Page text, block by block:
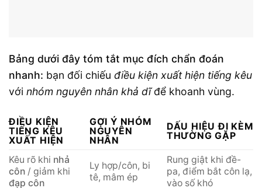
Bảng dưới đây tóm tắt mục đích chẩn đoán
nhanh: bạn đối chiếu điều kiện xuất hiện tiếng kêu
với nhóm nguyên nhân khả dĩđể khoanh vùng.
ĐIỀU KIỆN
TIẾNG KÊU
XUẤT HIỆN
GỢI Ý NHÓM
NGUYÊN
NHÂN
DẤU HIỆU ĐI KÈM
THƯỜNG GẶP
Kêu rõ khi nhả
côn / giảm khi
đạp côn
Ly hợp/côn, bi
tê, mâm ép
Rung giật khi đề-
pa, điểm bắt côn lạ,
vào số khó